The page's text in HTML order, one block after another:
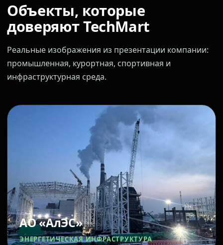
Объекты, которые
доверяют TechMart
Реальные изображения из презентации компании:
промышленная, курортная, спортивная и
инфраструктурная среда.
АО «АлЭС»
ЭНЕРГЕТИЧЕСКАЯ ИНФРАСТРУКТУРА